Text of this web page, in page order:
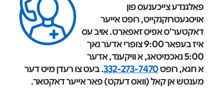
פאלגנדע צייכענעס פון
אויסגעטרוקנקייט, רופט אייער
דאקטער’ס אפיס זאפארט. אויב עס
איז בעפאר 9:00 צופרי אדער נאך
5:00 נאכמיטאג, א וויקענד, אדער
א חגא, רופט332-273-7470. בעט צו רעדן מיט דער
מענטש אן קאל (וואס דעקט) פאר אייער דאקטאר.